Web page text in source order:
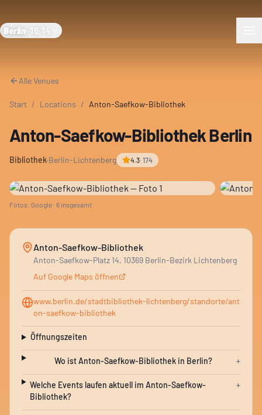
Berlin 16:14
Alle Venues
Start / Locations / Anton-Saefkow-Bibliothek
Anton-Saefkow-Bibliothek Berlin
Bibliothek·Berlin-Lichtenberg 4.3· 174
Fotos: Google · 6 insgesamt
Anton-Saefkow-Bibliothek
Anton-Saefkow-Platz 14, 10369 Berlin-Bezirk Lichtenberg
Auf Google Maps öffnen
www.berlin.de/stadtbibliothek-lichtenberg/standorte/ant
on-saefkow-bibliothek
Öffnungszeiten
Wo ist Anton-Saefkow-Bibliothek in Berlin? +
Welche Events laufen aktuell im Anton-Saefkow-
Bibliothek?
+